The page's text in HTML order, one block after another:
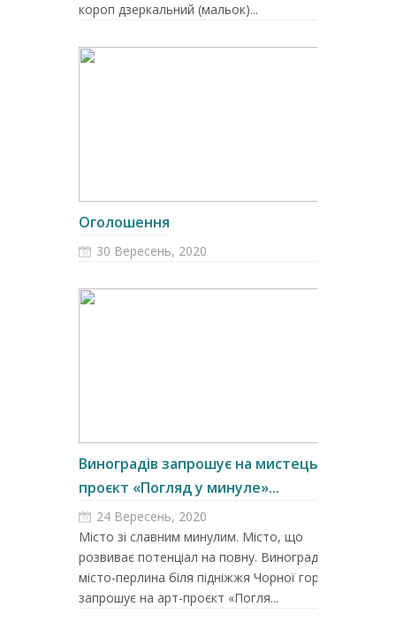
короп дзеркальний (мальок)...
Оголошення
30 Вересень, 2020
Виноградів запрошує на мистецький
проєкт «Погляд у минуле»...
24 Вересень, 2020
Місто зі славним минулим. Місто, що
розвиває потенціал на повну. Виноградів –
місто-перлина біля підніжжя Чорної гори –
запрошує на арт-проєкт «Погля...